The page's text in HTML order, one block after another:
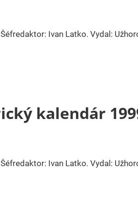
Ivan Latko. Vydal:
kalendár
Ivan Latko. Vydal: